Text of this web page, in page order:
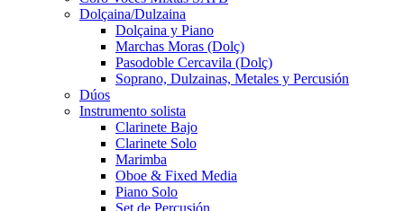
Dolçaina/Dulzaina
Dolçaina y Piano
Marchas Moras (Dolç)
Pasodoble Cercavila (Dolç)
Soprano, Dulzainas, Metales y Percusión
Dúos
Instrumento solista
Clarinete Bajo
Clarinete Solo
Marimba
Oboe & Fixed Media
Piano Solo
Set de Percusión